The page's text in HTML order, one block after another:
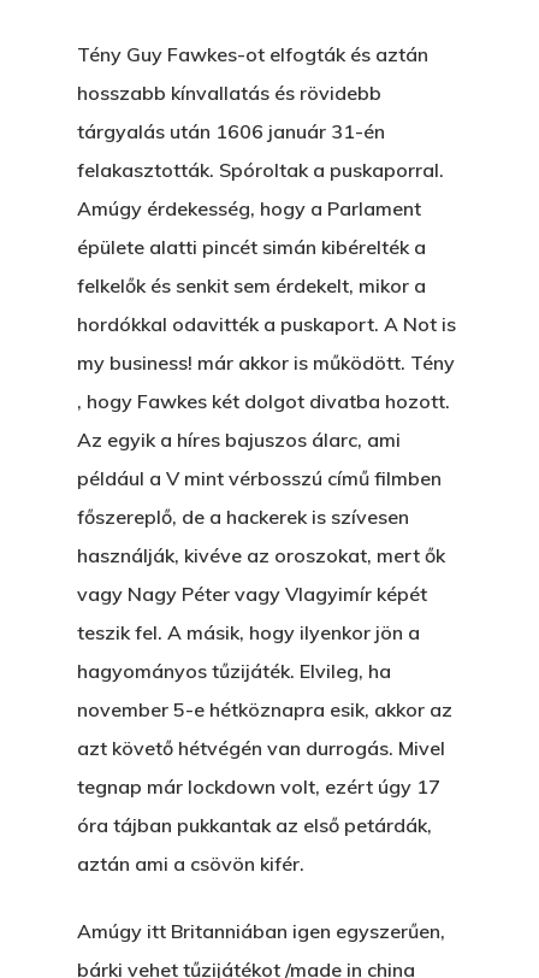
Tény Guy Fawkes-ot elfogták és aztán
hosszabb kínvallatás és rövidebb
tárgyalás után 1606 január 31-én
felakasztották. Spóroltak a puskaporral.
Amúgy érdekesség, hogy a Parlament
épülete alatti pincét simán kibérelték a
felkelők és senkit sem érdekelt, mikor a
hordókkal odavitték a puskaport. A Not is
my business! már akkor is működött. Tény
, hogy Fawkes két dolgot divatba hozott.
Az egyik a híres bajuszos álarc, ami
például a V mint vérbosszú című filmben
főszereplő, de a hackerek is szívesen
használják, kivéve az oroszokat, mert ők
vagy Nagy Péter vagy Vlagyimír képét
teszik fel. A másik, hogy ilyenkor jön a
hagyományos tűzijáték. Elvileg, ha
november 5-e hétköznapra esik, akkor az
azt követő hétvégén van durrogás. Mivel
tegnap már lockdown volt, ezért úgy 17
óra tájban pukkantak az első petárdák,
aztán ami a csövön kifér.
Amúgy itt Britanniában igen egyszerűen,
bárki vehet tűzijátékot /made in china
Bolt